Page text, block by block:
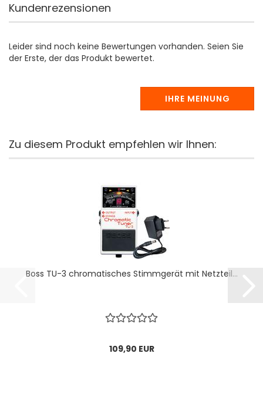
Kundenrezensionen
Leider sind noch keine Bewertungen vorhanden. Seien Sie
der Erste, der das Produkt bewertet.
IHRE MEINUNG
Zu diesem Produkt empfehlen wir Ihnen:
Boss TU-3 chromatisches Stimmgerät mit Netzteil...
109,90 EUR